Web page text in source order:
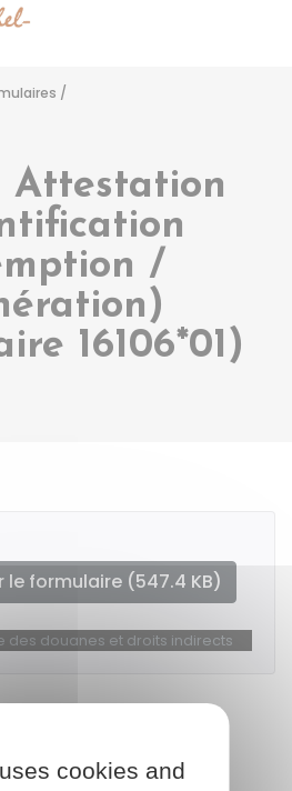
/
Attestation
/
16106*01)
le formulaire (547.4 KB)
des douanes et droits indirects
cookies and